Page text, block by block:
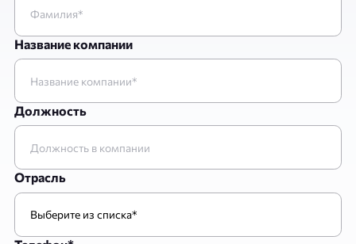
Название компании
Должность
Отрасль